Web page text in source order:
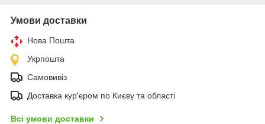
Умови доставки
Нова Пошта
Укрпошта
Самовивіз
Доставка кур'єром по Києву та області
Всі умови доставки